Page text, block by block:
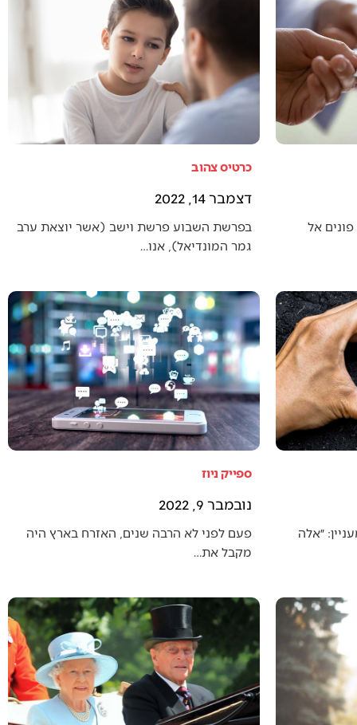
אל
כרטיס צהוב
דצמבר 14, 2022
בפרשת השבוע פרשת וישב (אשר יוצאת ערב
גמר המונדיאל), אנו…
״אלה
ספייק ניוז
נובמבר 9, 2022
פעם לפני לא הרבה שנים, האזרח בארץ היה
מקבל את…